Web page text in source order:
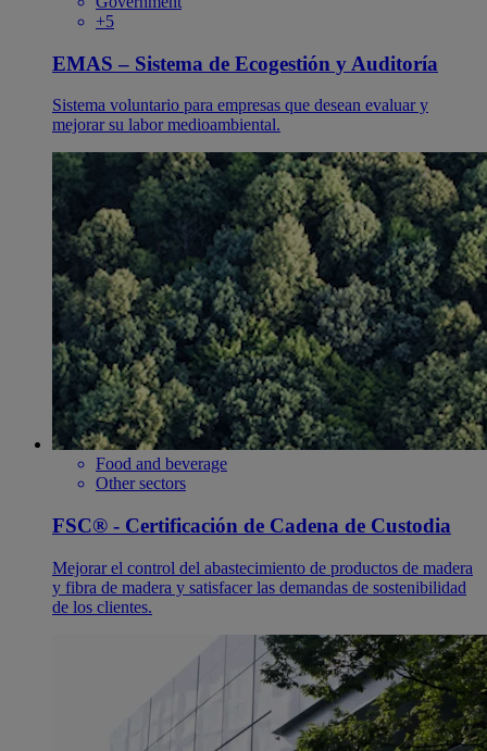
+5
EMAS – Sistema de Ecogestión y Auditoría
Sistema voluntario para empresas que desean evaluar y
mejorar su labor medioambiental.
Food and beverage
Other sectors
FSC® - Certificación de Cadena de Custodia
Mejorar el control del abastecimiento de productos de madera
y fibra de madera y satisfacer las demandas de sostenibilidad
de los clientes.